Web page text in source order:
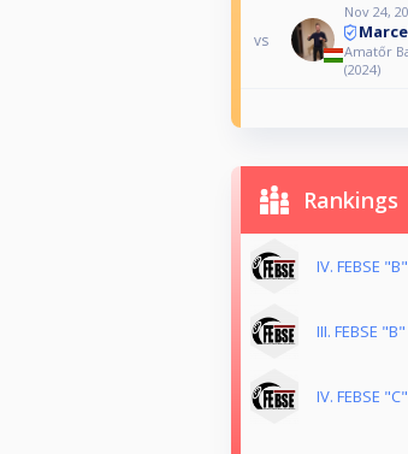
vs
Nov 24,
Amatőr
(2024)
Rankings
IV. FEBSE
III. FEBSE
IV. FEBSE